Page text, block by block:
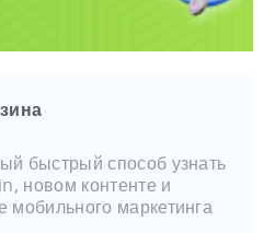
быстрый способ узнать
новом контенте и
маркетинга